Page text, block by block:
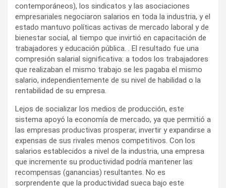
contemporáneos), los sindicatos y las asociaciones
empresariales negociaron salarios en toda la industria, y el
estado mantuvo políticas activas de mercado laboral y de
bienestar social, al tiempo que invirtió en capacitación de
trabajadores y educación pública. . El resultado fue una
compresión salarial significativa: a todos los trabajadores
que realizaban el mismo trabajo se les pagaba el mismo
salario, independientemente de su nivel de habilidad o la
rentabilidad de su empresa.
Lejos de socializar los medios de producción, este
sistema apoyó la economía de mercado, ya que permitió a
las empresas productivas prosperar, invertir y expandirse a
expensas de sus rivales menos competitivos. Con los
salarios establecidos a nivel de la industria, una empresa
que incremente su productividad podría mantener las
recompensas (ganancias) resultantes. No es
sorprendente que la productividad sueca bajo este